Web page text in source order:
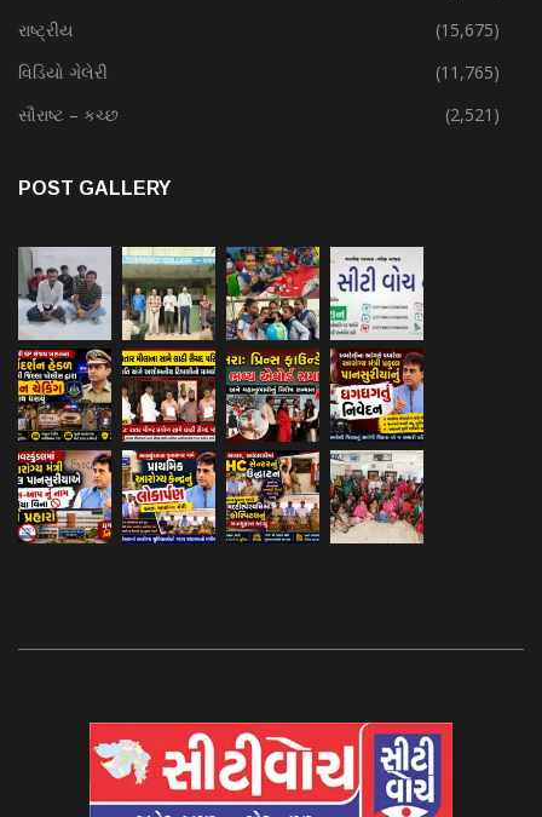
રાષ્ટ્રીય
(15,675)
વિડિયો ગેલેરી
(11,765)
સૌરાષ્ટ – કચ્છ
(2,521)
POST GALLERY